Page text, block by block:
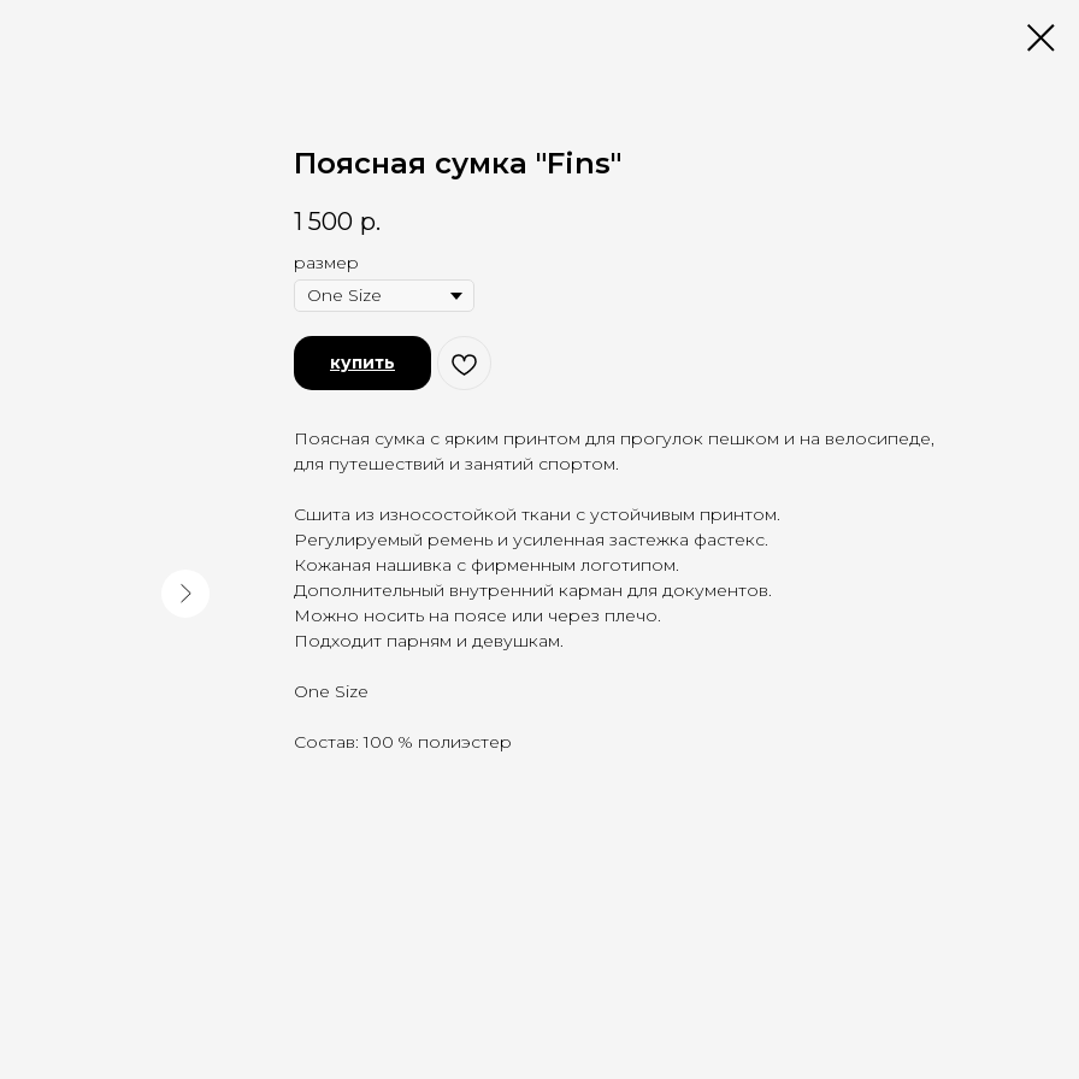
Поясная сумка "Fins"
1 500 р.
размер
купить
Поясная сумка с ярким принтом для прогулок пешком и на велосипеде,
для путешествий и занятий спортом.
Сшита из износостойкой ткани с устойчивым принтом.
Регулируемый ремень и усиленная застежка фастекс.
Кожаная нашивка с фирменным логотипом.
Дополнительный внутренний карман для документов.
Можно носить на поясе или через плечо.
Подходит парням и девушкам.
One Size
Состав: 100 % полиэстер